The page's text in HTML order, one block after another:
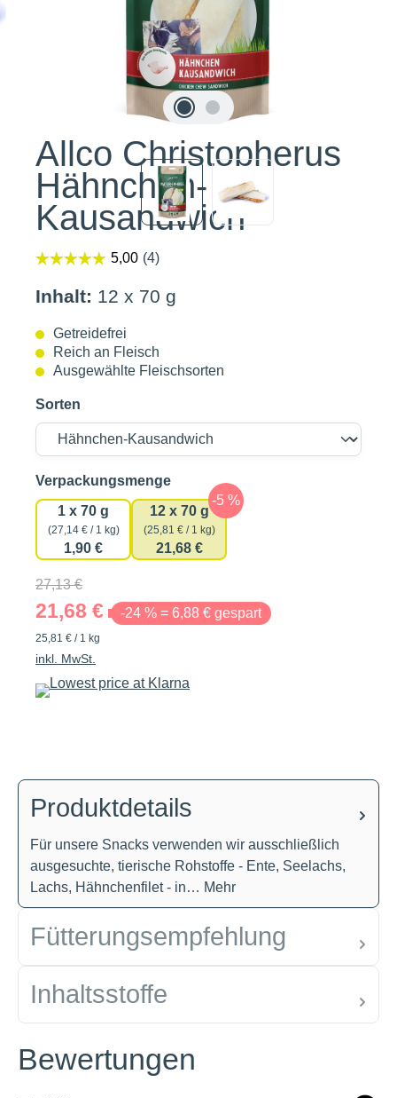
Allco Christopherus
Hähnchen-
Kausandwich
Inhalt: 12 x 70 g
Getreidefrei
Reich an Fleisch
Ausgewählte Fleischsorten
Sorten
Verpackungsmengeauswählen
1 x 70 g
(27,14 € / 1 kg)
1,90 €
12 x 70 g
(25,81 € / 1 kg)
21,68 €
27,13 €
21,68 € -24 % = 6,88 € gespart
25,81 € / 1 kg
inkl. MwSt.
Produktdetails
Für unsere Snacks verwenden wir ausschließlich
ausgesuchte, tierische Rohstoffe - Ente, Seelachs,
Lachs, Hähnchenfilet - in… Mehr
Fütterungsempfehlung
Inhaltsstoffe
Bewertungen